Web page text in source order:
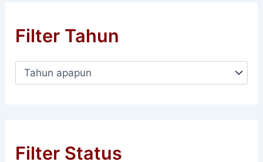
Filter Tahun
Filter Status